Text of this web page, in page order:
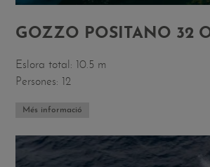
GOZZO POSITANO 32
Eslora total: 10.5 m
Persones: 12
Més informació